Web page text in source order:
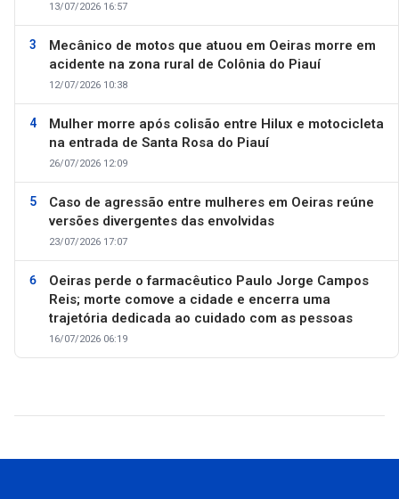
13/07/2026 16:57
Mecânico de motos que atuou em Oeiras morre em
acidente na zona rural de Colônia do Piauí
12/07/2026 10:38
Mulher morre após colisão entre Hilux e motocicleta
na entrada de Santa Rosa do Piauí
26/07/2026 12:09
Caso de agressão entre mulheres em Oeiras reúne
versões divergentes das envolvidas
23/07/2026 17:07
Oeiras perde o farmacêutico Paulo Jorge Campos
Reis; morte comove a cidade e encerra uma
trajetória dedicada ao cuidado com as pessoas
16/07/2026 06:19